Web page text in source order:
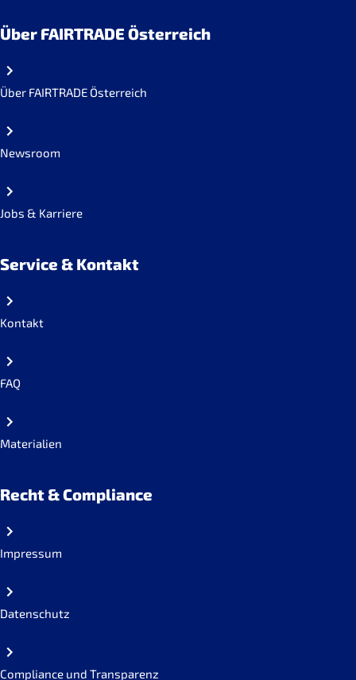
Über FAIRTRADE Österreich
Über FAIRTRADE Österreich
Newsroom
Jobs & Karriere
Service & Kontakt
Kontakt
FAQ
Materialien
Recht & Compliance
Impressum
Datenschutz
Compliance und Transparenz